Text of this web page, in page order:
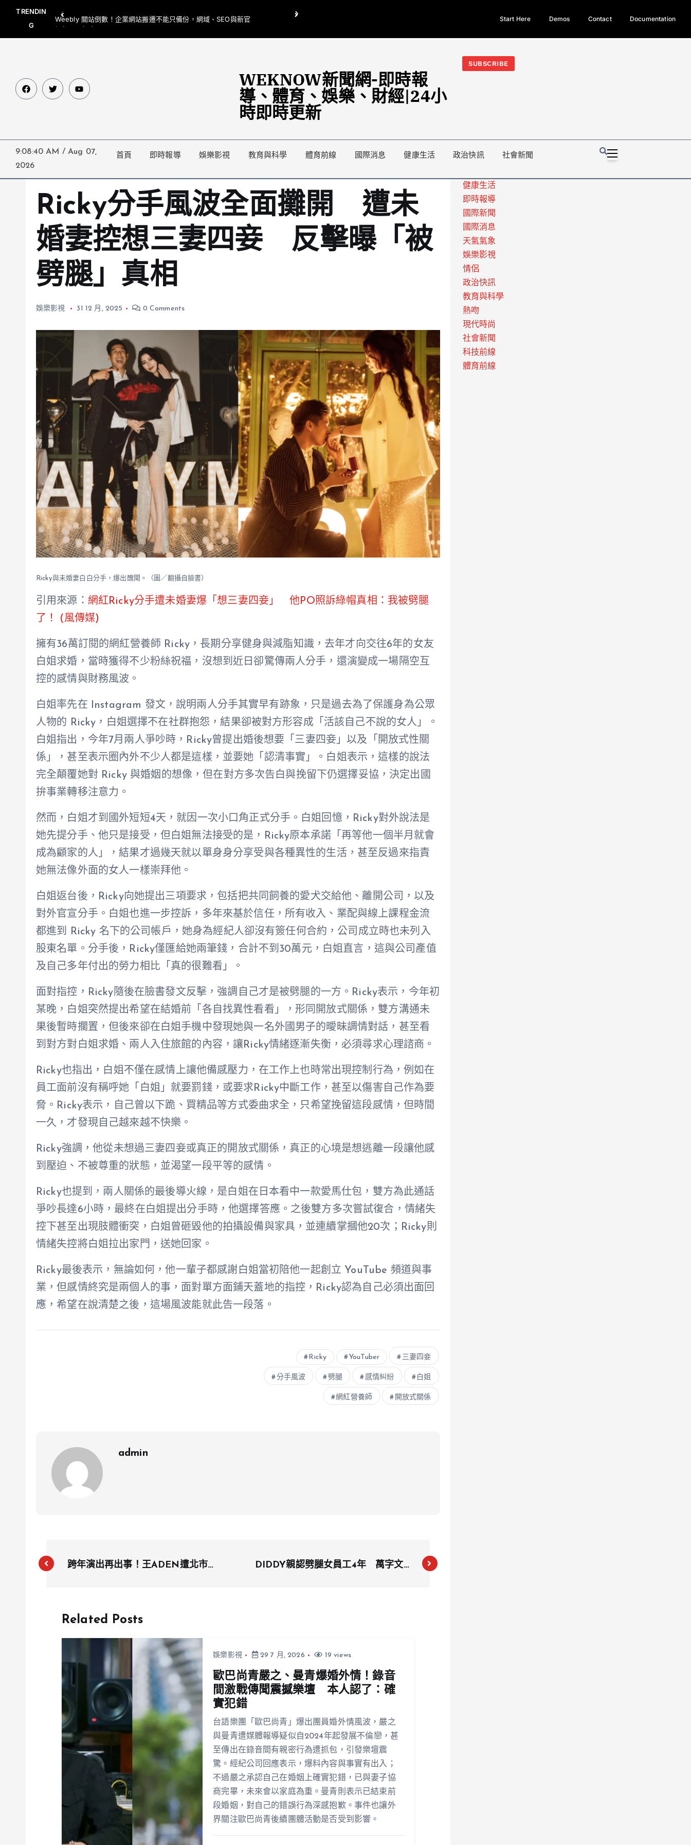
TRENDIN
G
Weebly 關站倒數！企業網站搬遷不能只備份，網域、SEO與新官
網都要一起處理
翁曉玲喊刪陸委會1295萬媒宣費惹議 梁文傑回「只能靠嘴巴」
今日熱門新聞TOP3｜西拉雅族正式成第17個原住民族、立院電競
光電場回
Start Here Demos Contact Documentation
WEKNOW新聞網-即時報
導、體育、娛樂、財經|24小
時即時更新
SUBSCRIBE
9:08:42 AM / Aug 07,
2026
首頁 即時報導 娛樂影視 教育與科學 體育前線 國際消息 健康生活 政治快訊 社會新聞
Ricky分手風波全面攤開 遭未
婚妻控想三妻四妾 反擊曝「被
劈腿」真相
娛樂影視 31 12 月, 2025 0 Comments
Ricky與未婚妻白白分手，爆出醜聞。（圖／翻攝自臉書）
引用來源： 網紅Ricky分手遭未婚妻爆「想三妻四妾」 他PO照訴綠帽真相：我被劈腿
了！ (風傳媒)
擁有36萬訂閱的網紅營養師 Ricky，長期分享健身與減脂知識，去年才向交往6年的女友
白姐求婚，當時獲得不少粉絲祝福，沒想到近日卻驚傳兩人分手，還演變成一場隔空互
控的感情與財務風波。
白姐率先在 Instagram 發文，說明兩人分手其實早有跡象，只是過去為了保護身為公眾
人物的 Ricky，白姐選擇不在社群抱怨，結果卻被對方形容成「活該自己不說的女人」。
白姐指出，今年7月兩人爭吵時，Ricky曾提出婚後想要「三妻四妾」以及「開放式性關
係」，甚至表示圈內外不少人都是這樣，並要她「認清事實」。白姐表示，這樣的說法
完全顛覆她對 Ricky 與婚姻的想像，但在對方多次告白與挽留下仍選擇妥協，決定出國
拚事業轉移注意力。
然而，白姐才到國外短短4天，就因一次小口角正式分手。白姐回憶，Ricky對外說法是
她先提分手、他只是接受，但白姐無法接受的是，Ricky原本承諾「再等他一個半月就會
成為顧家的人」，結果才過幾天就以單身身分享受與各種異性的生活，甚至反過來指責
她無法像外面的女人一樣崇拜他。
白姐返台後，Ricky向她提出三項要求，包括把共同飼養的愛犬交給他、離開公司，以及
對外官宣分手。白姐也進一步控訴，多年來基於信任，所有收入、業配與線上課程金流
都進到 Ricky 名下的公司帳戶，她身為經紀人卻沒有簽任何合約，公司成立時也未列入
股東名單。分手後，Ricky僅匯給她兩筆錢，合計不到30萬元，白姐直言，這與公司產值
及自己多年付出的勞力相比「真的很難看」。
面對指控，Ricky隨後在臉書發文反擊，強調自己才是被劈腿的一方。Ricky表示，今年初
某晚，白姐突然提出希望在結婚前「各自找異性看看」，形同開放式關係，雙方溝通未
果後暫時擱置，但後來卻在白姐手機中發現她與一名外國男子的曖昧調情對話，甚至看
到對方對白姐求婚、兩人入住旅館的內容，讓Ricky情緒逐漸失衡，必須尋求心理諮商。
Ricky也指出，白姐不僅在感情上讓他備感壓力，在工作上也時常出現控制行為，例如在
員工面前沒有稱呼她「白姐」就要罰錢，或要求Ricky中斷工作，甚至以傷害自己作為要
脅。Ricky表示，自己曾以下跪、買精品等方式委曲求全，只希望挽留這段感情，但時間
一久，才發現自己越來越不快樂。
Ricky強調，他從未想過三妻四妾或真正的開放式關係，真正的心境是想逃離一段讓他感
到壓迫、不被尊重的狀態，並渴望一段平等的感情。
Ricky也提到，兩人關係的最後導火線，是白姐在日本看中一款愛馬仕包，雙方為此通話
爭吵長達6小時，最終在白姐提出分手時，他選擇答應。之後雙方多次嘗試復合，情緒失
控下甚至出現肢體衝突，白姐曾砸毀他的拍攝設備與家具，並連續掌摑他20次；Ricky則
情緒失控將白姐拉出家門，送她回家。
Ricky最後表示，無論如何，他一輩子都感謝白姐當初陪他一起創立 YouTube 頻道與事
業，但感情終究是兩個人的事，面對單方面鋪天蓋地的指控，Ricky認為自己必須出面回
應，希望在說清楚之後，這場風波能就此告一段落。
Ricky YouTuber 三妻四妾
分手風波 劈腿 感情糾紛 白姐
網紅營養師 開放式關係
admin
跨年演出再出事！王ADEN遭北市除
DIDDY親認劈腿女員工4年 萬字文揭
Related Posts
娛樂影視 29 7 月, 2026 19 views
歐巴尚青嚴之、曼青爆婚外情！錄音
間激戰傳聞震撼樂壇 本人認了：確
實犯錯
台語樂團「歐巴尚青」爆出團員婚外情風波，嚴之
與曼青遭媒體報導疑似自2024年起發展不倫戀，甚
至傳出在錄音間有親密行為遭抓包，引發樂壇震
驚。經紀公司回應表示，爆料內容與事實有出入；
不過嚴之承認自己在婚姻上確實犯錯，已與妻子協
商完畢，未來會以家庭為重。曼青則表示已結束前
段婚姻，對自己的錯誤行為深感抱歉。事件也讓外
界關注歐巴尚青後續團體活動是否受到影響。
健康生活
即時報導
國際新聞
國際消息
天氣氣象
娛樂影視
情侶
政治快訊
教育與科學
熱吻
現代時尚
社會新聞
科技前線
體育前線